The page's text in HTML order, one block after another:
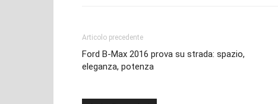
Articolo precedente
Ford B-Max 2016 prova su strada: spazio,
eleganza, potenza